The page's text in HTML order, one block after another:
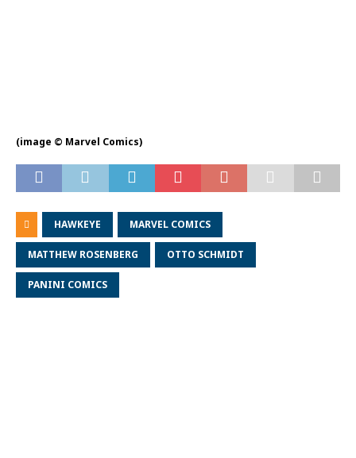
(image © Marvel Comics)
HAWKEYE MARVEL COMICS
MATTHEW ROSENBERG OTTO SCHMIDT
PANINI COMICS